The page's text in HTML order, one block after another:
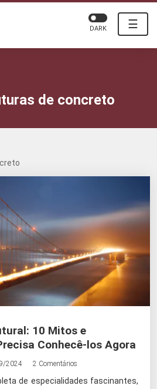
☰
DARK
de concreto
10 Mitos e
Conhecê-los Agora
2024 2 Comentários
de especialidades fascinantes,